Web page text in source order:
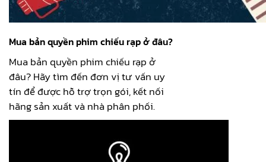
Mua bản quyền phim chiếu rạp ở đâu?
Mua bản quyền phim chiếu rạp ở
đâu? Hãy tìm đến đơn vị tư vấn uy
tín để được hỗ trợ trọn gói, kết nối
hãng sản xuất và nhà phân phối.